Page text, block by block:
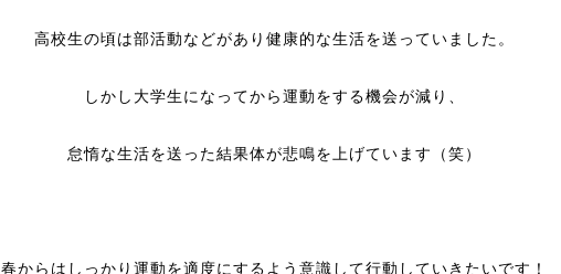
高校生の頃は部活動などがあり健康的な生活を送っていました。
しかし大学生になってから運動をする機会が減り、
怠惰な生活を送った結果体が悲鳴を上げています（笑）
春からはしっかり運動を適度にするよう意識して行動していきたいです！